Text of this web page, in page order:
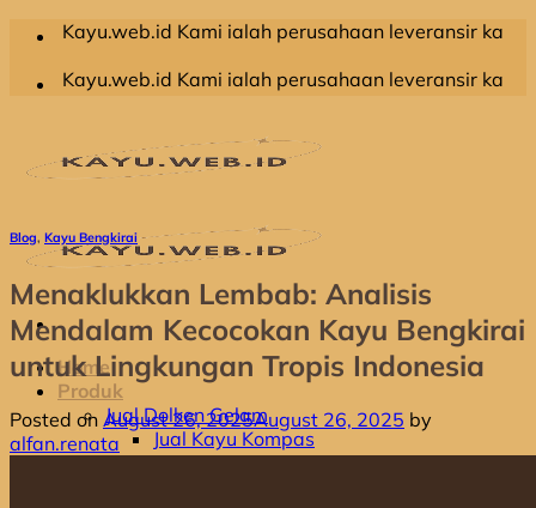
Skip
content
Kami ialah perusahaan leveransir kayu olahan
Kami ialah perusahaan leveransir kayu olahan
Home
Produk
Jual Dolken Gelam
Jual Kayu Kompas
Jual Kayu Kruing
Blog, Kayu Bengkirai
Menaklukkan Lembab: Analisis
Mendalam Kecocokan Kayu Bengkirai
untuk Lingkungan Tropis Indonesia
Posted on August 26, 2025August 26, 2025 by
alfan.renata